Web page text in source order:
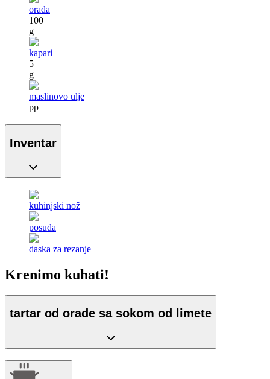
orada
100
g
kapari
5
g
maslinovo ulje
pp
Inventar
kuhinjski nož
posuda
daska za rezanje
Krenimo kuhati!
tartar od orade sa sokom od limete